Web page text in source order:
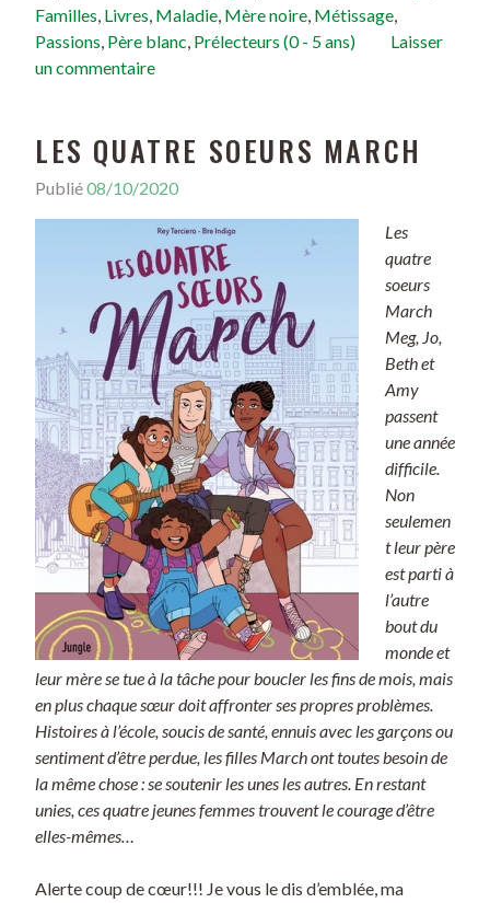
Familles Livres Maladie Mère noire Métissage
Passions Père blanc Prélecteurs (0 - 5 ans)
Laisser
un commentaire
LES QUATRE SOEURS MARCH
Publié08/10/2020
Les
quatre
soeurs
March
Meg, Jo,
Beth et
Amy
passent
une année
difficile.
Non
seulemen
t leur père
est parti à
l’autre
bout du
monde et
leur mère se tue à la tâche pour boucler les fins de mois, mais
en plus chaque sœur doit affronter ses propres problèmes.
Histoires à l’école, soucis de santé, ennuis avec les garçons ou
sentiment d’être perdue, les filles March ont toutes besoin de
la même chose : se soutenir les unes les autres. En restant
unies, ces quatre jeunes femmes trouvent le courage d’être
elles-mêmes…
Alerte coup de cœur!!! Je vous le dis d’emblée, ma